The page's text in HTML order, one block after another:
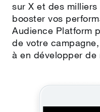
sur X et des
booster vos
Audience Platform
de votre
à en développer de